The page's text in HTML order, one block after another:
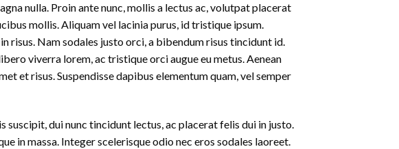
nulla. Proin ante nunc, mollis a lectus ac, volutpat placerat
mollis. Aliquam vel lacinia purus, id tristique ipsum.
risus. Nam sodales justo orci, a bibendum risus tincidunt id.
viverra lorem, ac tristique orci augue eu metus. Aenean
et risus. Suspendisse dapibus elementum quam, vel semper
suscipit, dui nunc tincidunt lectus, ac placerat felis dui in justo.
in massa. Integer scelerisque odio nec eros sodales laoreet.